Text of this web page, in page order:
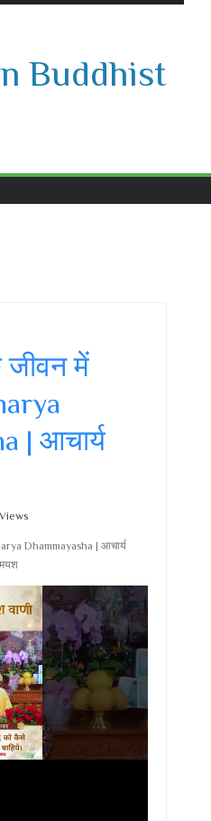
Buddhist
जीवन में
| आचार्य
Dhammayasha | आचार्य